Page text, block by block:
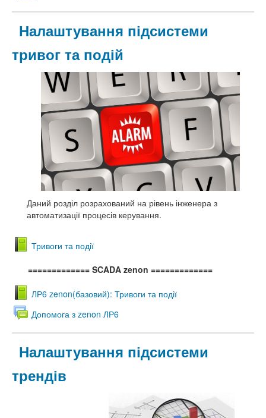
Налаштування підсистеми
тривог та подій
Даний розділ розрахований на рівень інженера з
автоматизації процесів керування.
Тривоги та події
============= SCADA zenon =============
ЛР6 zenon(базовий): Тривоги та події
Допомога з zenon ЛР6
Налаштування підсистеми
трендів